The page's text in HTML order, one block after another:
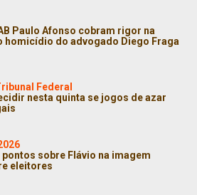
Paulo Afonso cobram rigor na
homicídio do advogado Diego Fraga
Federal
nesta quinta se jogos de azar
pontos sobre Flávio na imagem
eleitores